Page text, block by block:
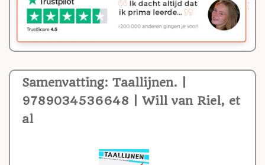
Samenvatting: Taallijnen. |
9789034536648 | Will van Riel, et
al